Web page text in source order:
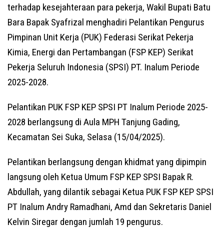
terhadap kesejahteraan para pekerja, Wakil Bupati Batu
Bara Bapak Syafrizal menghadiri Pelantikan Pengurus
Pimpinan Unit Kerja (PUK) Federasi Serikat Pekerja
Kimia, Energi dan Pertambangan (FSP KEP) Serikat
Pekerja Seluruh Indonesia (SPSI) PT. Inalum Periode
2025-2028.
Pelantikan PUK FSP KEP SPSI PT Inalum Periode 2025-
2028 berlangsung di Aula MPH Tanjung Gading,
Kecamatan Sei Suka, Selasa (15/04/2025).
Pelantikan berlangsung dengan khidmat yang dipimpin
langsung oleh Ketua Umum FSP KEP SPSI Bapak R.
Abdullah, yang dilantik sebagai Ketua PUK FSP KEP SPSI
PT Inalum Andry Ramadhani, Amd dan Sekretaris Daniel
Kelvin Siregar dengan jumlah 19 pengurus.